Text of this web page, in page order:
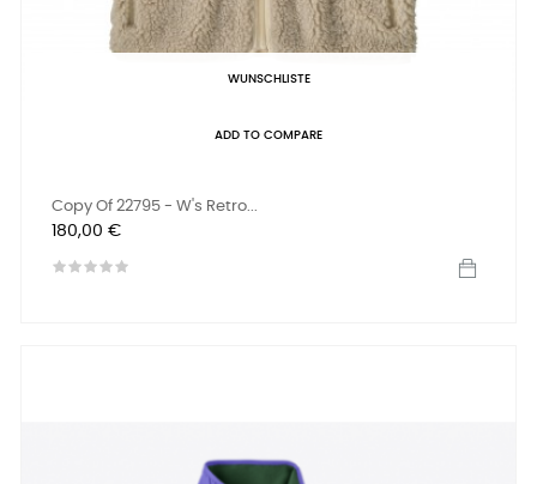
WUNSCHLISTE
ADD TO COMPARE
Copy Of 22795 - W's Retro...
Preis
180,00 €